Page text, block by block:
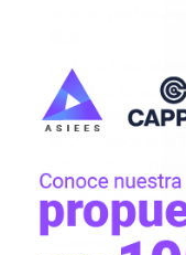
20% de
¿Está el Perú
expertos
significativo.
Conoce más
#AsistePerú